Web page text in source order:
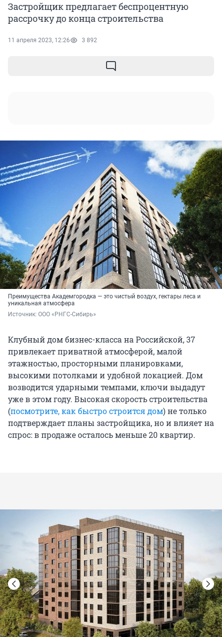
Застройщик предлагает беспроцентную
рассрочку до конца строительства
11 апреля 2023, 12:26 3 892
Преимущества Академгородка — это чистый воздух, гектары леса и
уникальная атмосфера
Источник: ООО «РНГС-Сибирь»
Клубный дом бизнес-класса на Российской, 37
привлекает приватной атмосферой, малой
этажностью, просторными планировками,
высокими потолками и удобной локацией. Дом
возводится ударными темпами, ключи выдадут
уже в этом году. Высокая скорость строительства
(посмотрите, как быстро строится дом) не только
подтверждает планы застройщика, но и влияет на
спрос: в продаже осталось меньше 20 квартир.